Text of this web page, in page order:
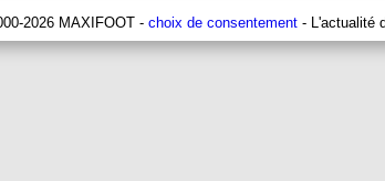
2026 MAXIFOOT - choix de consentement - L'actualité